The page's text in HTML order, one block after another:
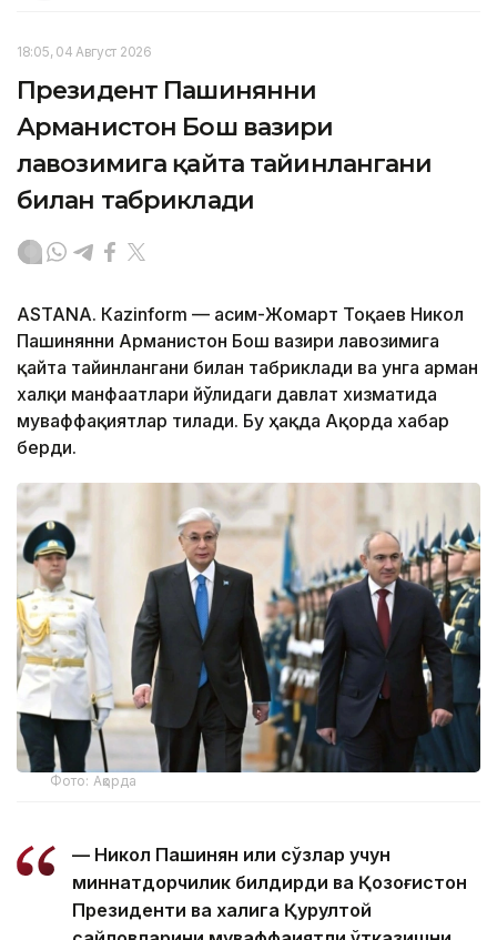
18:05, 04 Август 2026
Президент Пашинянни
Арманистон Бош вазири
лавозимига қайта тайинлангани
билан табриклади
ASTANА. Кazinform — Қасим-Жомарт Тоқаев Никол
Пашинянни Арманистон Бош вазири лавозимига
қайта тайинлангани билан табриклади ва унга арман
халқи манфаатлари йўлидаги давлат хизматида
муваффақиятлар тилади. Бу ҳақда Ақорда хабар
берди.
Фото: Ақорда
— Никол Пашинян илиқ сўзлар учун
миннатдорчилик билдирди ва Қозоғистон
Президенти ва халқига Қурултой